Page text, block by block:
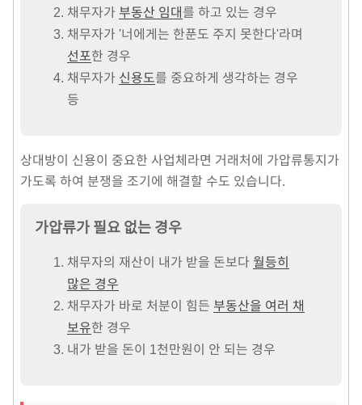
채무자가 부동산 임대를 하고 있는 경우
채무자가 '너에게는 한푼도 주지 못한다'라며
선포한 경우
채무자가 신용도를 중요하게 생각하는 경우
등
상대방이 신용이 중요한 사업체라면 거래처에 가압류통지가
가도록 하여 분쟁을 조기에 해결할 수도 있습니다.
가압류가 필요 없는 경우
채무자의 재산이 내가 받을 돈보다 월등히
많은 경우
채무자가 바로 처분이 힘든 부동산을 여러 채
보유한 경우
내가 받을 돈이 1천만원이 안 되는 경우